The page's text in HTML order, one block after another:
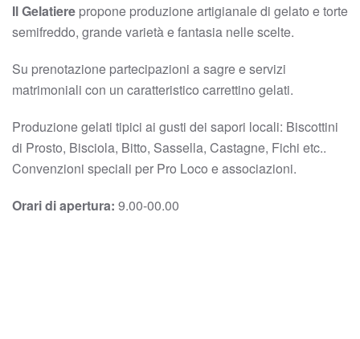
Il Gelatiere propone produzione artigianale di gelato e torte
semifreddo, grande varietà e fantasia nelle scelte.
Su prenotazione partecipazioni a sagre e servizi
matrimoniali con un caratteristico carrettino gelati.
Produzione gelati tipici ai gusti dei sapori locali: Biscottini
di Prosto, Bisciola, Bitto, Sassella, Castagne, Fichi etc..
Convenzioni speciali per Pro Loco e associazioni.
Orari di apertura: 9.00-00.00